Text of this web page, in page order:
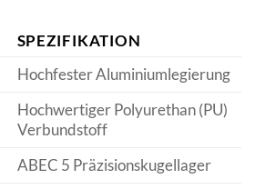
SPEZIFIKATION
Hochfester Aluminiumlegierung
Hochwertiger Polyurethan (PU)
Verbundstoff
ABEC 5 Präzisionskugellager